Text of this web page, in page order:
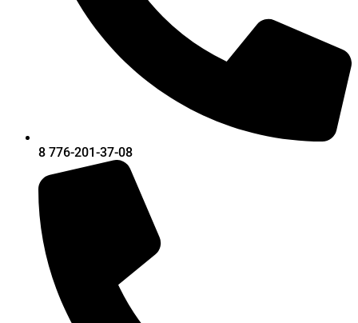
8 776-201-37-08